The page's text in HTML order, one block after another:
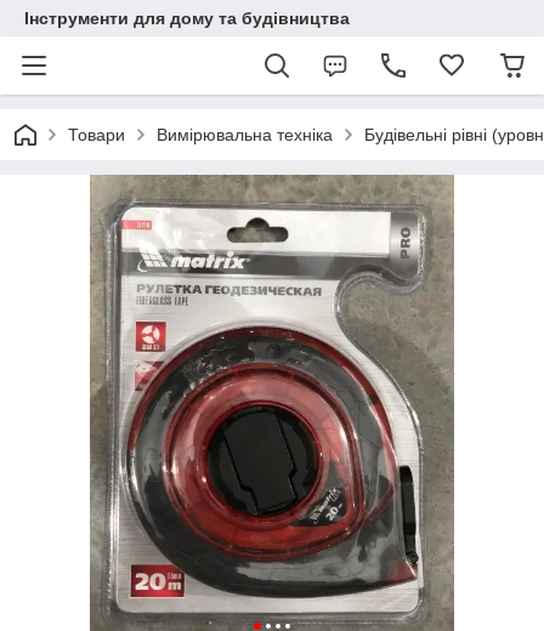
Інструменти для дому та будівництва
Товари Вимірювальна техніка Будівельні рівні